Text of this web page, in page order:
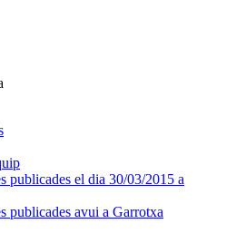
publicades el dia 30/03/2015 a
publicades avui a Garrotxa